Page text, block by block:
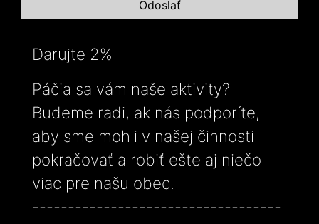
Darujte 2%
Páčia sa vám naše aktivity?
Budeme radi, ak nás podporíte,
aby sme mohli v našej činnosti
pokračovať a robiť ešte aj niečo
viac pre našu obec.
-----------------------------------